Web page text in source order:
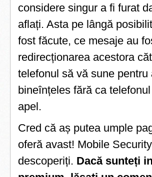
considere singur a fi furat
aflați. Asta pe lângă
fost făcute, ce mesaje au
redirecționarea acestora
telefonul să vă sune
bineînțeles fără ca
apel.
Cred că aș putea umple
oferă avast! Mobile
descoperiți. Dacă sunteți